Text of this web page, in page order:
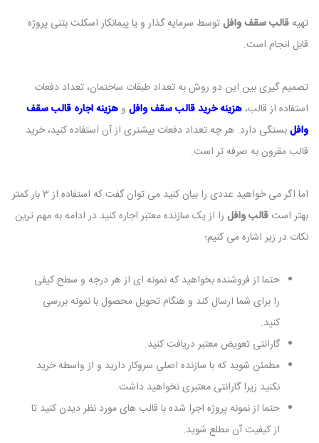
تهیه قالب سقف وافلتوسط سرمایه گذار و یا پیمانکار اسکلت بتنی پروژه
قابل انجام است.
تصمیم گیری بین این دو روش به تعداد طبقات ساختمان، تعداد دفعات
استفاده از قالب، هزینه خرید قالب سقف وافل و هزینه اجاره قالب سقف
وافلبستگی دارد. هر چه تعداد دفعات بیشتری از آن استفاده کنید، خرید
قالب مقرون به صرفه تر است.
اما اگر می خواهید عددی را بیان کنید می توان گفت که استفاده از ۳ بار کمتر
بهتر استقالب وافل را از یک سازنده معتبر اجاره کنید در ادامه به مهم ترین
نکات در زیر اشاره می کنیم؛
حتما از فروشنده بخواهید که نمونه ای از هر درجه و سطح کیفی
را برای شما ارسال کند و هنگام تحویل محصول با نمونه بررسی
کنید.
گارانتی تعویض معتبر دریافت کنید.
مطمئن شوید که با سازنده اصلی سروکار دارید و از واسطه خرید
نکنید زیرا گارانتی معتبری نخواهید داشت.
حتما از نمونه پروژه اجرا شده با قالب های مورد نظر دیدن کنید تا
از کیفیت آن مطلع شوید.